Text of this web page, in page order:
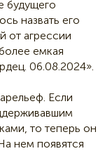
будущего
назвать его
от агрессии
емкая
06.08.2024».
Если
то теперь он
нем появятся